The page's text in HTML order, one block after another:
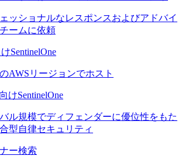
ッショナルなレスポンスおよびアドバイ
ームに依頼
SentinelOne
AWSリージョンでホスト
けSentinelOne
ル規模でディフェンダーに優位性をもた
型自律セキュリティ
ー検索